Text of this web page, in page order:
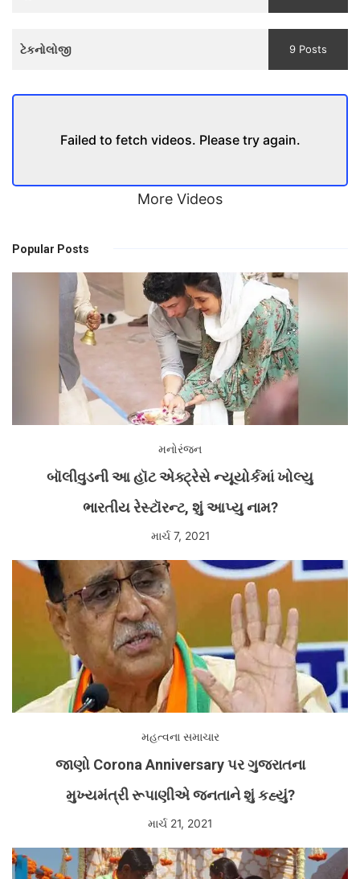
ટેકનોલોજી 9 Posts
Failed to fetch videos. Please try again.
More Videos
Popular Posts
મનોરંજન
બૉલીવુડની આ હૉટ એક્ટ્રેસે ન્યૂયોર્કમાં ખોલ્યુ
ભારતીય રેસ્ટૉરન્ટ, શું આપ્યુ નામ?
માર્ચ 7, 2021
મહત્વના સમાચાર
જાણો Corona Anniversary પર ગુજરાતના
મુખ્યમંત્રી રૂપાણીએ જનતાને શું કહ્યું?
માર્ચ 21, 2021